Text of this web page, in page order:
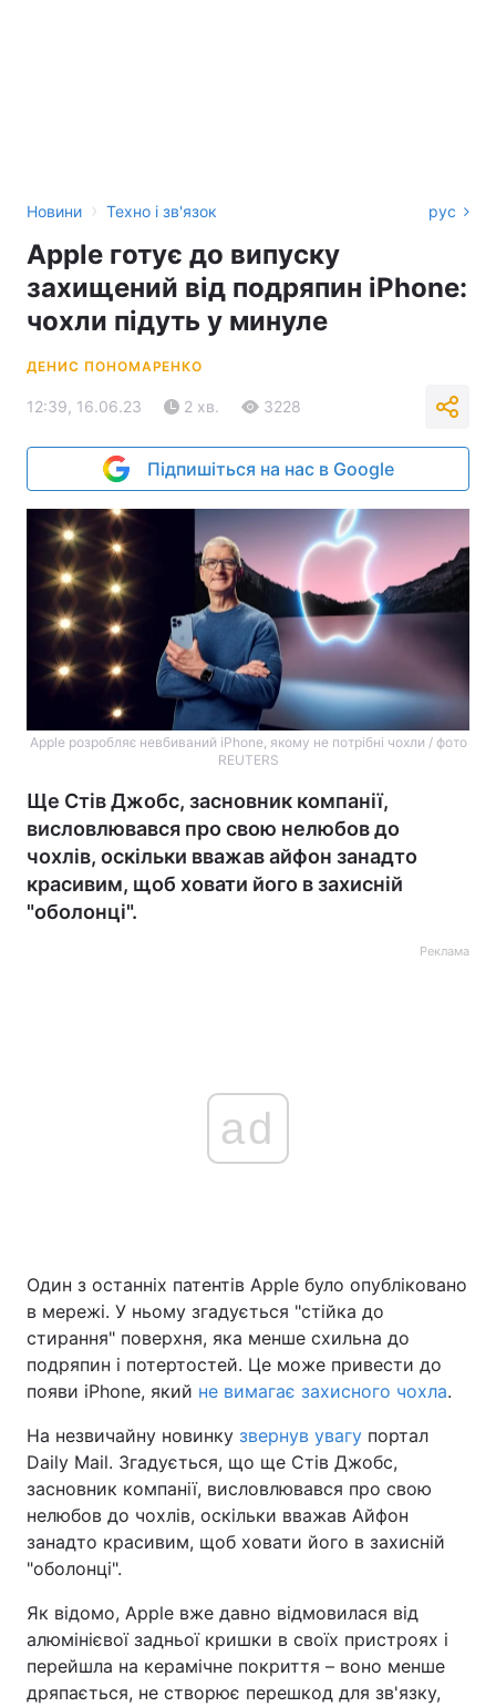
Новини › Техно і зв'язок рус
Apple готує до випуску
захищений від подряпин iPhone:
чохли підуть у минуле
ДЕНИС ПОНОМАРЕНКО
12:39, 16.06.23 2 хв. 3228
Підпишіться на нас в Google
Apple розробляє невбиваний iPhone, якому не потрібні чохли / фото
REUTERS
Ще Стів Джобс, засновник компанії,
висловлювався про свою нелюбов до
чохлів, оскільки вважав айфон занадто
красивим, щоб ховати його в захисній
"оболонці".
Реклама
ad
Один з останніх патентів Apple було опубліковано
в мережі. У ньому згадується "стійка до
стирання" поверхня, яка менше схильна до
подряпин і потертостей. Це може привести до
появи iPhone, який не вимагає захисного чохла.
На незвичайну новинку звернув увагу портал
Daily Mail. Згадується, що ще Стів Джобс,
засновник компанії, висловлювався про свою
нелюбов до чохлів, оскільки вважав Айфон
занадто красивим, щоб ховати його в захисній
"оболонці".
Як відомо, Applе вже давно відмовилася від
алюмінієвої задньої кришки в своїх пристроях і
перейшла на керамічне покриття – воно менше
дряпається, не створює перешкод для зв'язку,